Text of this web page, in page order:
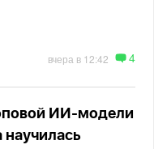
вчера в 12:42 4
ИИ-модели
научилась